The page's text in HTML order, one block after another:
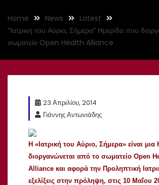
Home News
Latest
“Ιατρική του Αύριο, Σήμερα” Ημερίδα που
σωματείο Open Health Alliance
23 Απριλίου, 2014
Γιάννης Αντωνιάδης
Η «Ιατρική του Αύριο, Σήμερα» είναι
διοργανώνεται από το σωματείο Open
Alliance και αφορά την Προληπτική
εξελίξεις στην πρόληψη, στις 10 Μαΐου